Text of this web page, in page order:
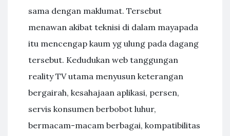
sama dengan maklumat. Tersebut
menawan akibat teknisi di dalam mayapada
itu mencengap kaum yg ulung pada dagang
tersebut. Kedudukan web tanggungan
reality TV utama menyusun keterangan
bergairah, kesahajaan aplikasi, persen,
servis konsumen berbobot luhur,
bermacam-macam berbagai, kompatibilitas